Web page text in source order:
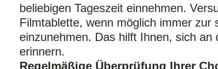
beliebigen Tageszeit einnehmen.
Filmtablette, wenn möglich immer zur
einzunehmen. Das hilft Ihnen, sich an
erinnern.
Regelmäßige Überprüfung Ihrer